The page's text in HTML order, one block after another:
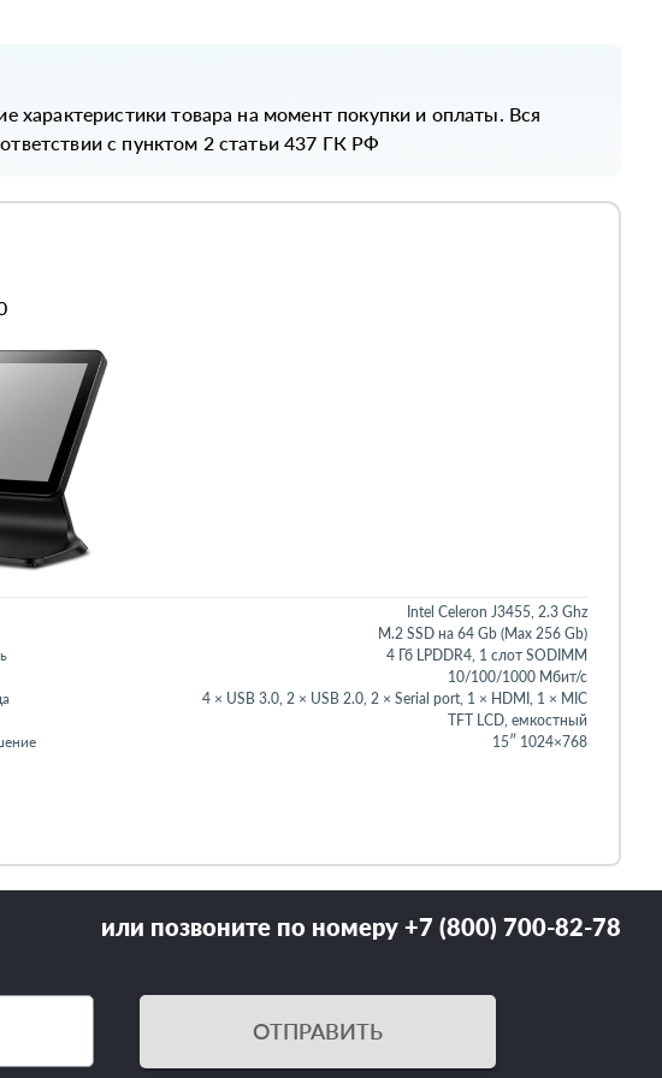
характеристики товара на момент покупки и оплаты. Вся
с пунктом 2 статьи 437 ГК РФ
Intel Celeron J3455, 2.3 Ghz
M.2 SSD на 64 Gb (Max 256 Gb)
4 Гб LPDDR4, 1 слот SODIMM
10/100/1000 Мбит/с
4 × USB 3.0, 2 × USB 2.0, 2 × Serial port, 1 × HDMI, 1 × MIC
TFT LCD, емкостный
15″ 1024×768
или позвоните по номеру +7 (800) 700-82-78
ОТПРАВИТЬ